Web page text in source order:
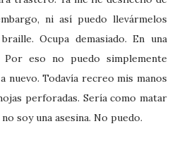
ni así puedo llevármelos
Ocupa demasiado. En una
Por eso no puedo simplemente
nuevo. Todavía recreo mis manos
perforadas. Sería como matar
soy una asesina. No puedo.